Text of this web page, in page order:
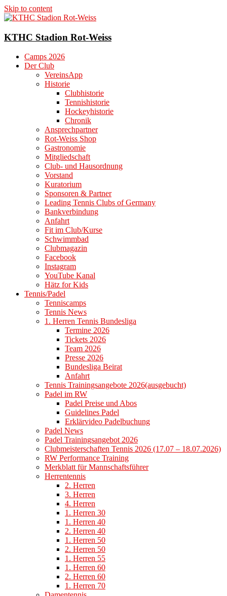
Skip to content
KTHC Stadion Rot-Weiss
Camps 2026
Der Club
VereinsApp
Historie
Clubhistorie
Tennishistorie
Hockeyhistorie
Chronik
Ansprechpartner
Rot-Weiss Shop
Gastronomie
Mitgliedschaft
Club- und Hausordnung
Vorstand
Kuratorium
Sponsoren & Partner
Leading Tennis Clubs of Germany
Bankverbindung
Anfahrt
Fit im Club/Kurse
Schwimmbad
Clubmagazin
Facebook
Instagram
YouTube Kanal
Hätz for Kids
Tennis/Padel
Tenniscamps
Tennis News
1. Herren Tennis Bundesliga
Termine 2026
Tickets 2026
Team 2026
Presse 2026
Bundesliga Beirat
Anfahrt
Tennis Trainingsangebote 2026(ausgebucht)
Padel im RW
Padel Preise und Abos
Guidelines Padel
Erklärvideo Padelbuchung
Padel News
Padel Trainingsangebot 2026
Clubmeisterschaften Tennis 2026 (17.07 – 18.07.2026)
RW Performance Training
Merkblatt für Mannschaftsführer
Herrentennis
2. Herren
3. Herren
4. Herren
1. Herren 30
1. Herren 40
2. Herren 40
1. Herren 50
2. Herren 50
1. Herren 55
1. Herren 60
2. Herren 60
1. Herren 70